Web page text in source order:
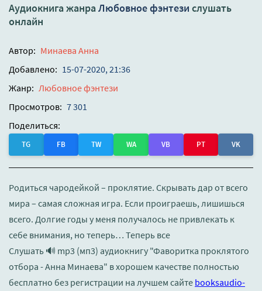
Аудиокнига жанра Любовное фэнтези слушать
онлайн
Автор: Минаева Анна
Добавлено: 15-07-2020, 21:36
Жанр: Любовное фэнтези
Просмотров: 7 301
Поделиться:
TG FB TW WA VB PT VK
Родиться чародейкой – проклятие. Скрывать дар от всего
мира – самая сложная игра. Если проиграешь, лишишься
всего. Долгие годы у меня получалось не привлекать к
себе внимания, но теперь… Теперь все
Слушать 🔊 mp3 (мп3) аудиокнигу "Фаворитка проклятого
отбора - Анна Минаева" в хорошем качестве полностью
бесплатно без регистрации на лучшем сайте booksaudio-